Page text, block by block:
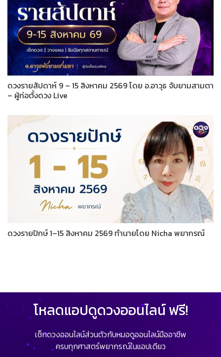
ดวงรายสัปดาห์ 9 – 15 สิงหาคม 2569 โดย อ.อาวุธ จับยามสามตา
– ผู้ก่อตั้งดวง Live
ดวงรายปักษ์ 1–15 สิงหาคม 2569 ทำนายโดย Nicha พยากรณ์
โหลดแอปดูดวงออนไลน์ ฟรี!
เช็กดวงออนไลน์ส่วนตัวกับหมอดูออนไลน์มืออาชีพ
ครบทุกศาสตร์พยากรณ์ในแอปเดียว